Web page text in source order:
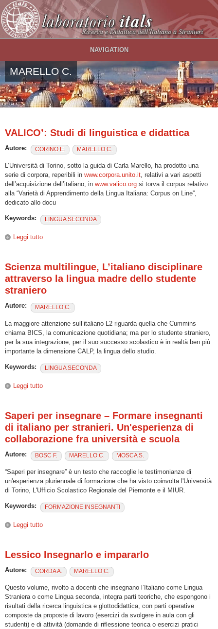
Salta al contenuto principale
NAVIGATION
MARELLO C.
VALICO’: Studi di linguistica e didattica
Autore: CORINO E. MARELLO C.
L’Università di Torino, sotto la guida di Carla Marello, ha prodotto una
serie di corpora, reperibili in www.corpora.unito.it, relativi a vari aspetti
dell’acquisizione dell’italiano; in www.valico.org si torva il corpus relativo
alla “Varietà di Apprendimento della Lingua Italiana: Corpus on Line”,
dedicato allo docu
Keywords: LINGUA SECONDA
Leggi tutto
Scienza multilingue, L’italiano disciplinare
attraverso la lingua madre dello studente
straniero
Autore: MARELLO C.
La maggiore attenzione sull’italiano L2 riguarda quella che Cummins
chiama BICS, la comunicazione quotidiana; ma per lo studente straniero,
per la sua integrazione, per il suo successo scolastico è in realtà ben più
importante la dimensione CALP, la lingua dello studio.
Keywords: LINGUA SECONDA
Leggi tutto
Saperi per insegnare – Formare insegnanti
di italiano per stranieri. Un'esperienza di
collaborazione fra università e scuola
Autore: BOSC F. MARELLO C. MOSCA S.
“Saperi per insegnare” è un testo che raccoglie le testimonianze di
un'esperienza pluriennale di formazione che ha visto coinvolta l'Università
di Torino, L'Ufficio Scolastico Regionale del Piemonte e il MIUR.
Keywords: FORMAZIONE INSEGNANTI
Leggi tutto
Lessico Insegnarlo e impararlo
Autore: CORDA A. MARELLO C.
Questo volume, rivolto a docenti che insegnano l’Italiano come Lingua
Straniera o come Lingua seconda, integra parti teoriche, che espongono i
risultati della ricerca linguistica e glottodidattica, con parti operative
composte da proposte di lavoro (esercizi da svolgere in aula con gli
studenti) e di attività (domande di riflessione teorica o esercizi pratici